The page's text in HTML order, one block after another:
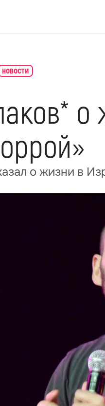
новости
о
о жизни в